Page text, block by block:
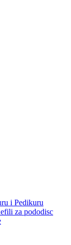
i Pedikuru
za pododisc